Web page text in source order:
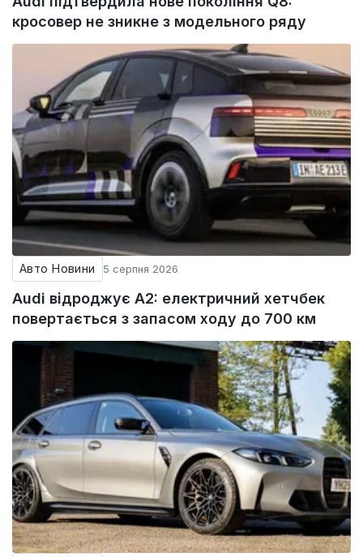
кросовер не зникне з модельного ряду
Авто Новини 5 серпня 2026
Audi відроджує A2: електричний хетчбек
повертається з запасом ходу до 700 км